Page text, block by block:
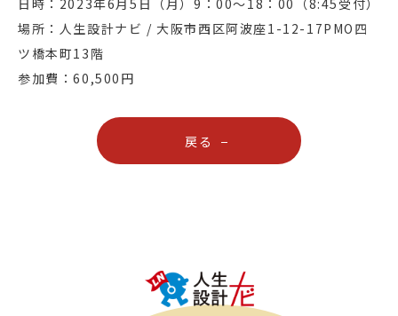
日時：2023年6月5日（月）9：00〜18：00（8:45受付）
場所：人生設計ナビ / 大阪市西区阿波座1-12-17PMO四
ツ橋本町13階
参加費：60,500円
戻る